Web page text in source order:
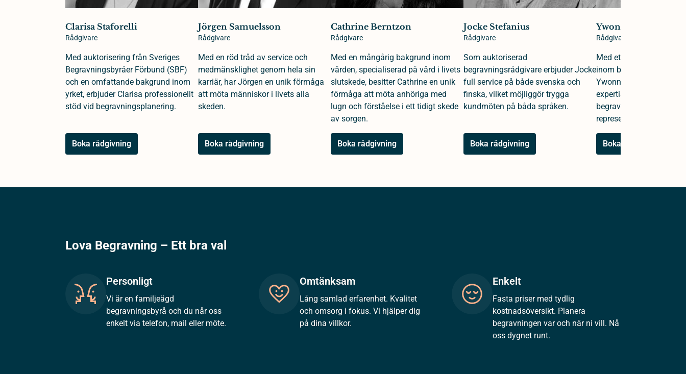
Clarisa Staforelli
Rådgivare
Med auktorisering från Sveriges
Begravningsbyråer Förbund (SBF)
och en omfattande bakgrund inom
yrket, erbjuder Clarisa professionellt
stöd vid begravningsplanering.
Boka rådgivning
Jörgen Samuelsson
Rådgivare
Med en röd tråd av service och
medmänsklighet genom hela sin
karriär, har Jörgen en unik förmåga
att möta människor i livets alla
skeden.
Boka rådgivning
Cathrine Berntzon
Rådgivare
Med en mångårig bakgrund inom
vården, specialiserad på vård i livets
slutskede, besitter Cathrine en unik
förmåga att möta anhöriga med
lugn och förståelse i ett tidigt skede
av sorgen.
Boka rådgivning
Jocke Stefanius
Rådgivare
Som auktoriserad
begravningsrådgivare erbjuder Jocke
full service på både svenska och
finska, vilket möjliggör trygga
kundmöten på båda språken.
Boka rådgivning
Ywonne Gullsby
Rådgivare
Med ett kvarts sekel av
inom
Ywonne en djup och
expertis i rollerna som
begravningsrådgivare
representant.
Boka rådgivning
Lova Begravning – Ett bra val
Personligt
Vi är en familjeägd
begravningsbyrå och du når oss
enkelt via telefon, mail eller möte.
Omtänksam
Lång samlad erfarenhet. Kvalitet
och omsorg i fokus. Vi hjälper dig
på dina villkor.
Enkelt
Fasta priser med tydlig
kostnadsöversikt. Planera
begravningen var och när ni vill. Nå
oss dygnet runt.